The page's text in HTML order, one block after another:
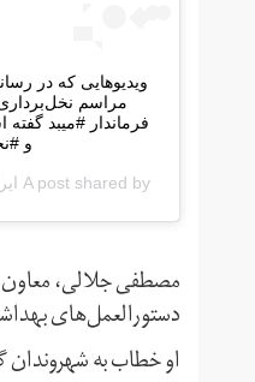
ویدیوهایی که در
مراسم
فرماندار #میبد
و
A post shared by
دستورالعمل‌های
او خطاب به شهروندان